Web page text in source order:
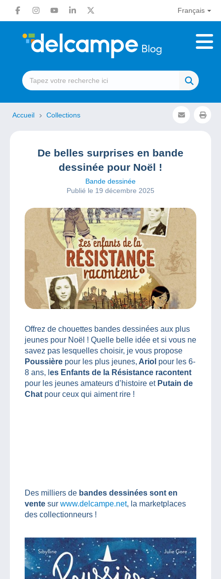
Français
Accueil Collections
De belles surprises en bande
dessinée pour Noël !
Bande dessinée
Publié le 19 décembre 2025
Offrez de chouettes bandes dessinées aux plus
jeunes pour Noël ! Quelle belle idée et si vous ne
savez pas lesquelles choisir, je vous propose
Poussière pour les plus jeunes, Ariol pour les 6-
8 ans, l es Enfants de la Résistance racontent
pour les jeunes amateurs d’histoire et Putain de
Chat pour ceux qui aiment rire !
Des milliers de bandes dessinées sont en
vente sur www.delcampe.net, la marketplaces
des collectionneurs !